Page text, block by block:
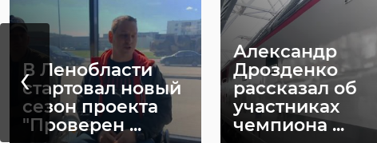
В Ленобласти
стартовал новый
сезон проекта
"Проверен ...
Александр
Дрозденко
рассказал об
участниках
чемпиона ...
‹